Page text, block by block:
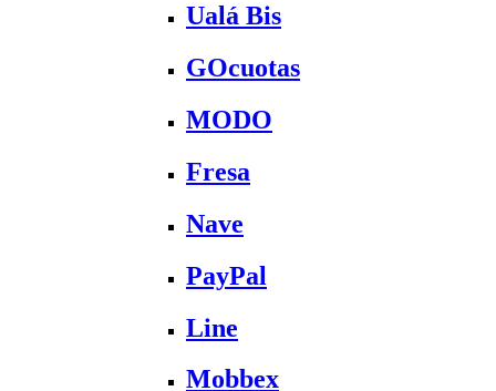
Ualá Bis
GOcuotas
MODO
Fresa
Nave
PayPal
Line
Mobbex